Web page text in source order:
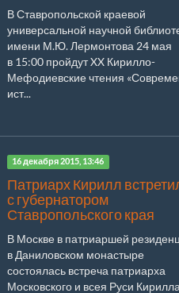
В Ставропольской краевой
универсальной научной
имени М.Ю. Лермонтова 24 мая
в 15:00 пройдут XX Кирилло-
Мефодиевские чтения
ист...
16 декабря 2015, 13:46
Патриарх Кирилл
с губернатором
Ставропольского края
В Москве в патриаршей
в Даниловском монастыре
состоялась встреча патриарха
Московского и всея Руси Кирилла